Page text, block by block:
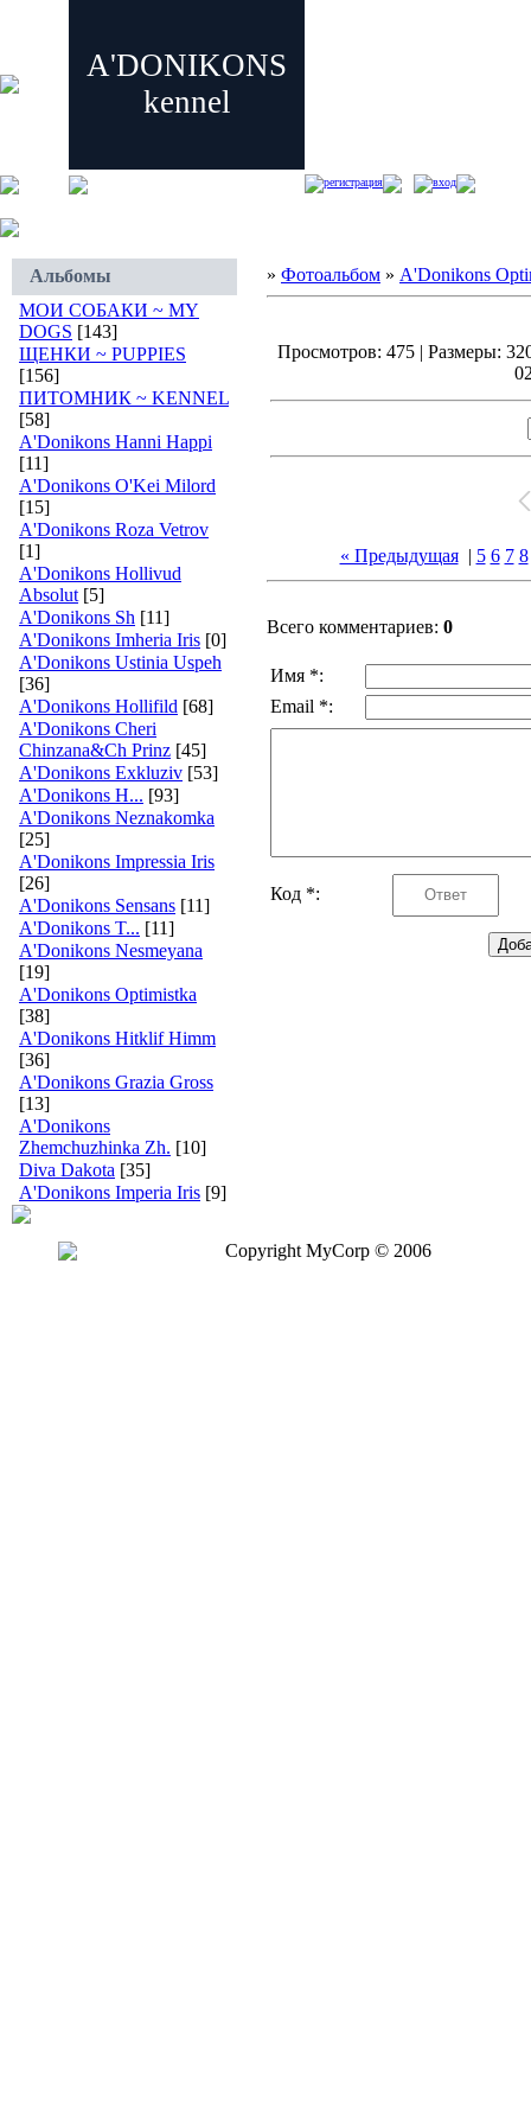
A'DONIKONS
kennel
регистрация вход
Альбомы
МОИ СОБАКИ ~ MY
DOGS [143]
ЩЕНКИ ~ PUPPIES
[156]
ПИТОМНИК ~ KENNEL
[58]
A'Donikons Hanni Happi
[11]
A'Donikons O'Kei Milord
[15]
A'Donikons Roza Vetrov
[1]
A'Donikons Hollivud
Absolut [5]
A'Donikons Sh [11]
A'Donikons Imheria Iris [0]
A'Donikons Ustinia Uspeh
[36]
A'Donikons Hollifild [68]
A'Donikons Cheri
Chinzana&Ch Prinz [45]
A'Donikons Exkluziv [53]
A'Donikons H... [93]
A'Donikons Neznakomka
[25]
A'Donikons Impressia Iris
[26]
A'Donikons Sensans [11]
A'Donikons T... [11]
A'Donikons Nesmeyana
[19]
A'Donikons Optimistka
[38]
A'Donikons Hitklif Himm
[36]
A'Donikons Grazia Gross
[13]
A'Donikons
Zhemchuzhinka Zh. [10]
Diva Dakota [35]
A'Donikons Imperia Iris [9]
» Фотоальбом » A'Donikons
Просмотров: 475 | Размеры:
« Предыдущая| 5 6 7 8
Всего комментариев: 0
Имя *:
Email *:
Код *:
Copyright MyCorp © 2006